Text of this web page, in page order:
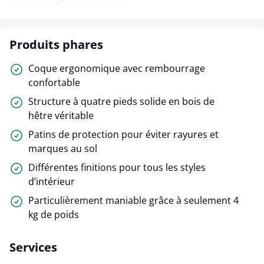
Produits phares
Coque ergonomique avec rembourrage
confortable
Structure à quatre pieds solide en bois de
hêtre véritable
Patins de protection pour éviter rayures et
marques au sol
Différentes finitions pour tous les styles
d’intérieur
Particulièrement maniable grâce à seulement 4
kg de poids
Services